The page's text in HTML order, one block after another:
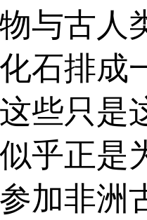
与古人
石排成
些只是
乎正是
加非洲